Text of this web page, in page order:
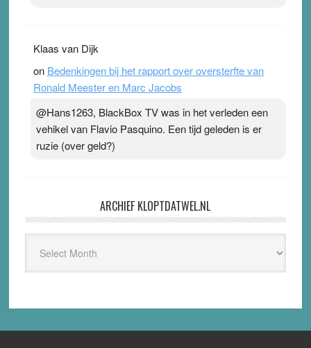
Klaas van Dijk
on Bedenkingen bij het rapport over oversterfte van
Ronald Meester en Marc Jacobs
@Hans1263, BlackBox TV was in het verleden een
vehikel van Flavio Pasquino. Een tijd geleden is er
ruzie (over geld?)
ARCHIEF KLOPTDATWEL.NL
Kloptdatwel.nl